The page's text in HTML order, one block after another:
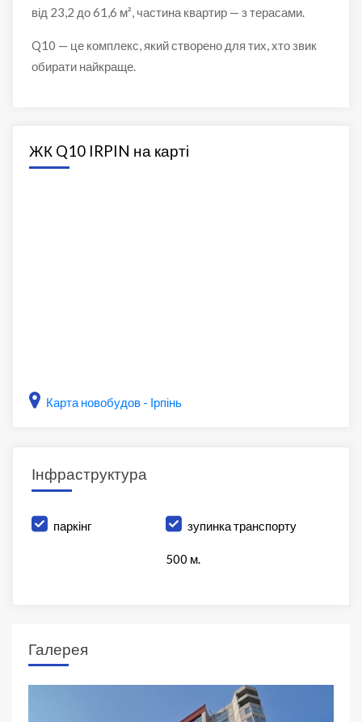
від 23,2 до 61,6 м², частина квартир — з терасами.
Q10 — це комплекс, який створено для тих, хто звик
обирати найкраще.
ЖК Q10 IRPIN на карті
Карта новобудов - Ірпінь
Інфраструктура
паркінг зупинка транспорту
500 м.
Галерея